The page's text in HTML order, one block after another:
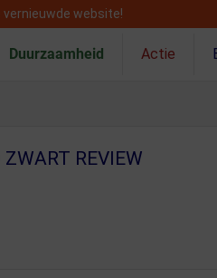
vernieuwde website!
Duurzaamheid Actie
REVIEW